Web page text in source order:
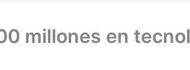
millones en